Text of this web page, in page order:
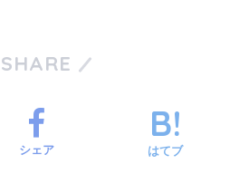
SHARE
シェア はてブ